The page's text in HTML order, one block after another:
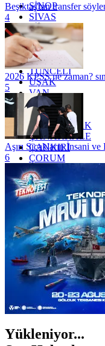
SİNOP
SİVAS
SİİRT
TEKİRDAĞ
TOKAT
TRABZON
TUNCELİ
UŞAK
VAN
YALOVA
YOZGAT
ZONGULDAK
ÇANAKKALE
ÇANKIRI
ÇORUM
İSTANBUL
İZMİR
ŞANLIURFA
ŞIRNAK
Beşiktaş'tan transfer
4
2026 KPSS ne zaman?
5
Aşırı Sıcakların İnsani
6
Yükleniyor...